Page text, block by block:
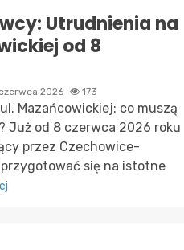
Utrudnienia na
od 8
2026 173
Mazańcowickiej: co muszą
Już od 8 czerwca 2026 roku
przez Czechowice-
się na istotne